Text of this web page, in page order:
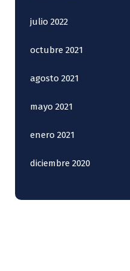
julio 2022
octubre 2021
agosto 2021
mayo 2021
enero 2021
diciembre 2020